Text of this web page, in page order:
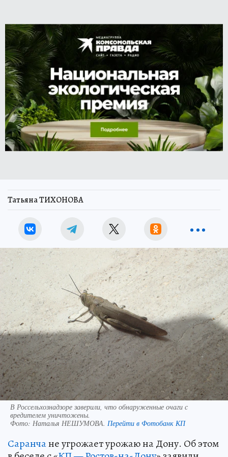
Татьяна ТИХОНОВА
В Россельхознадзоре заверили, что обнаруженные очаги с
вредителем уничтожены.
Фото: Наталья НЕШУМОВА. Перейти в Фотобанк КП
Саранчане угрожает урожаю на Дону. Об этом